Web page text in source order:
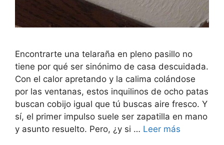
Encontrarte una telaraña en pleno pasillo no
tiene por qué ser sinónimo de casa descuidada.
Con el calor apretando y la calima colándose
por las ventanas, estos inquilinos de ocho patas
buscan cobijo igual que tú buscas aire fresco. Y
sí, el primer impulso suele ser zapatilla en mano
y asunto resuelto. Pero, ¿y si … Leer más